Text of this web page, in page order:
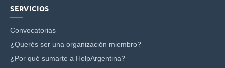
SERVICIOS
Convocatorias
¿Querés ser una organización miembro?
¿Por qué sumarte a HelpArgentina?